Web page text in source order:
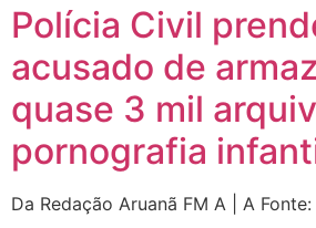
Polícia Civil
acusado de
quase 3 mil
pornografia
Da Redação Aruanã FM A | A